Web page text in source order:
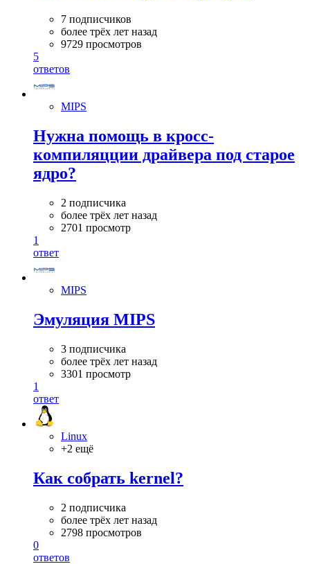
7 подписчиков
более трёх лет назад
9729 просмотров
5
ответов
MIPS
Нужна помощь в кросс-
компиляцции драйвера под старое
ядро?
2 подписчика
более трёх лет назад
2701 просмотр
1
ответ
MIPS
Эмуляция MIPS
3 подписчика
более трёх лет назад
3301 просмотр
1
ответ
Linux
+2 ещё
Как собрать kernel?
2 подписчика
более трёх лет назад
2798 просмотров
0
ответов